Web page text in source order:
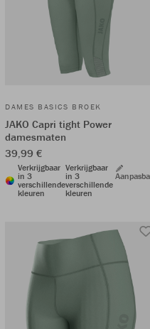
DAMES BASICS BROEK
JAKO Capri tight Power
damesmaten
39,99 €
Verkrijgbaar
in 3
verschillende
kleuren
Verkrijgbaar
in 3
verschillende
kleuren